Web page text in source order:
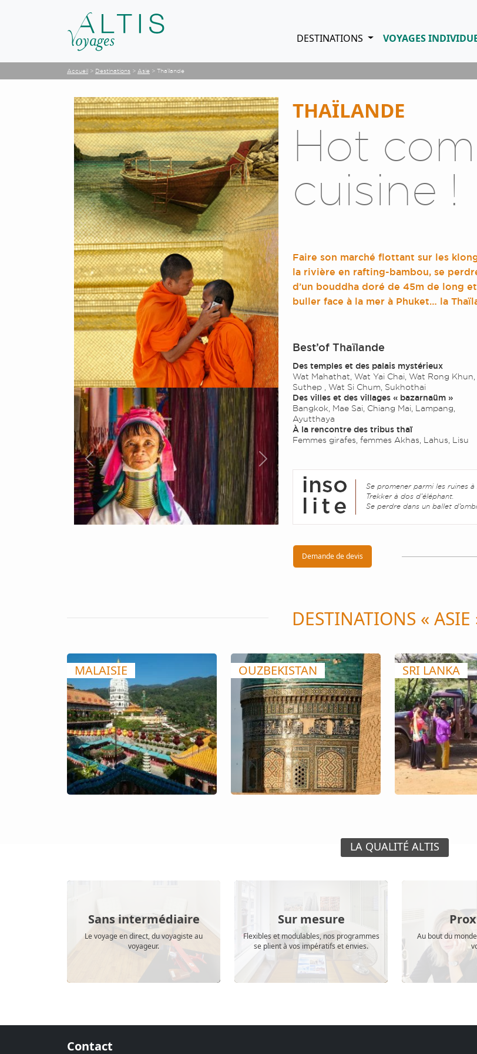
DESTINATIONS VOYAGES
Accueil > Destinations > Asie > Thaïlande
THAÏLANDE
Hot
cuisine !
Faire son marché flottant sur les
la rivière en rafting-bambou, se
d’un bouddha doré de 45m de long
buller face à la mer à Phuket… la
Best’of Thaïlande
Des temples et des palais mystérieux
Wat Mahathat, Wat Yai Chai, Wat Rong Khun,
Suthep , Wat Si Chum, Sukhothai
Des villes et des villages « bazarnaüm »
Bangkok, Mae Sai, Chiang Mai, Lampang,
Ayutthaya
À la rencontre des tribus thaï
Femmes girafes, femmes Akhas, Lahus, Lisu
Se promener parmi les ruines
Trekker à dos d’éléphant.
Se perdre dans un ballet
Demande de devis
Previous Next
DESTINATIONS « ASIE
MALAISIE OUZBEKISTAN SRI LANKA
LA QUALITÉ ALTIS
Sans intermédiaire
Le voyage en direct, du voyagiste au
voyageur.
Sur mesure
Flexibles et modulables, nos programmes
se plient à vos impératifs et envies.
Au bout du
Contact